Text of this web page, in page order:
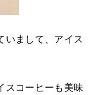
いまして、アイス
スコーヒーも美味